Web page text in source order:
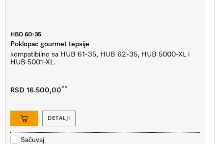
HBD 60-35
Poklopac gourmet tepsije
kompatibilno sa HUB 61-35, HUB 62-35, HUB 5000-XL i
HUB 5001-XL.
RSD 16.500,00**
DETALJI
Sačuvaj